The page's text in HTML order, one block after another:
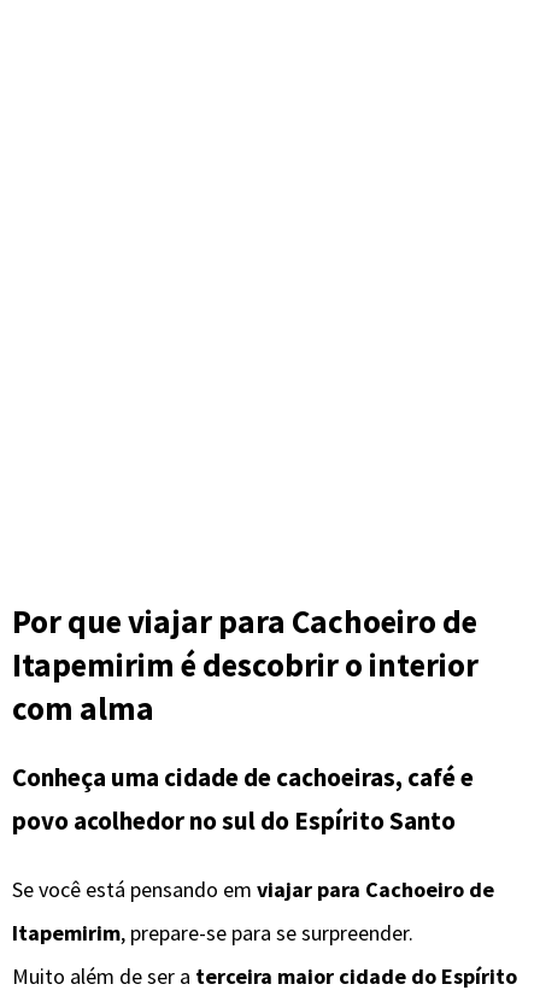
Por que viajar para Cachoeiro de
Itapemirim é descobrir o interior
com alma
Conheça uma cidade de cachoeiras, café e
povo acolhedor no sul do Espírito Santo
Se você está pensando em viajar para Cachoeiro de
Itapemirim, prepare-se para se surpreender.
Muito além de ser a terceira maior cidade do Espírito